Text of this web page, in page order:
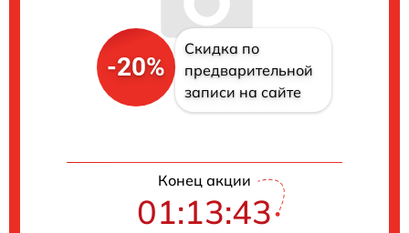
-20%
Скидка по
предварительной
записи на сайте
Конец акции
01:13:41